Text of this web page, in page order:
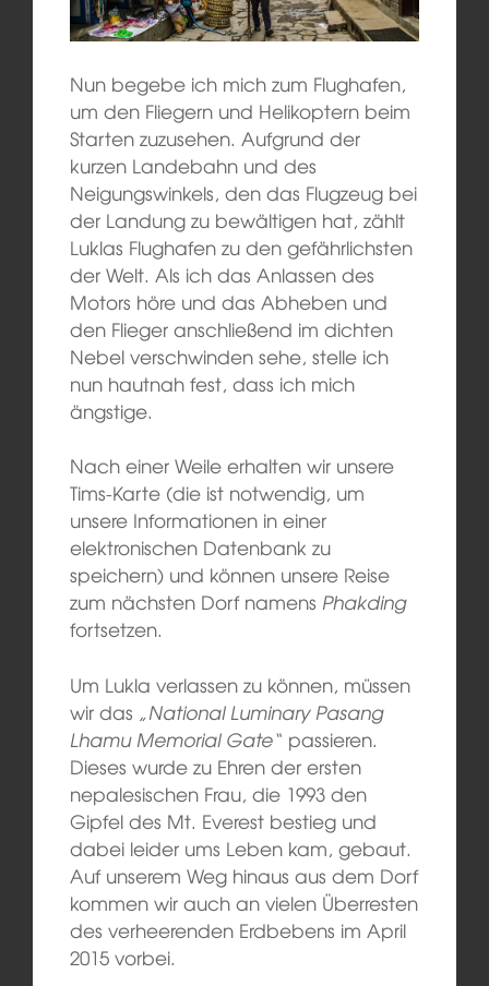
Nun begebe ich mich zum Flughafen,
um den Fliegern und Helikoptern beim
Starten zuzusehen. Aufgrund der
kurzen Landebahn und des
Neigungswinkels, den das Flugzeug bei
der Landung zu bewältigen hat, zählt
Luklas Flughafen zu den gefährlichsten
der Welt. Als ich das Anlassen des
Motors höre und das Abheben und
den Flieger anschließend im dichten
Nebel verschwinden sehe, stelle ich
nun hautnah fest, dass ich mich
ängstige.
Nach einer Weile erhalten wir unsere
Tims-Karte (die ist notwendig, um
unsere Informationen in einer
elektronischen Datenbank zu
speichern) und können unsere Reise
zum nächsten Dorf namens Phakding
fortsetzen.
Um Lukla verlassen zu können, müssen
wir das „National Luminary Pasang
Lhamu Memorial Gate“ passieren.
Dieses wurde zu Ehren der ersten
nepalesischen Frau, die 1993 den
Gipfel des Mt. Everest bestieg und
dabei leider ums Leben kam, gebaut.
Auf unserem Weg hinaus aus dem Dorf
kommen wir auch an vielen Überresten
des verheerenden Erdbebens im April
2015 vorbei.